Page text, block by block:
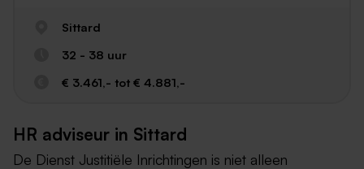
Sittard
32 - 38 uur
€ 3.461,- tot € 4.881,-
HR adviseur in Sittard
De Dienst Justitiële Inrichtingen is niet alleen